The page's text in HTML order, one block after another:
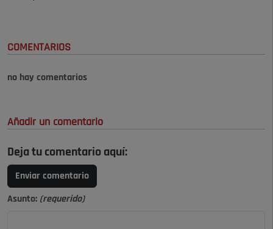
COMENTARIOS
no hay comentarios
Añadir un comentario
Deja tu comentario aquí:
Enviar comentario
Asunto: (requerido)